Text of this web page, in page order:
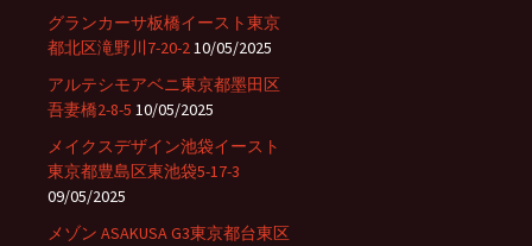
グランカーサ板橋イースト東京
都北区滝野川7-20-210/05/2025
アルテシモアベニ東京都墨田区
吾妻橋2-8-5 10/05/2025
メイクスデザイン池袋イースト
東京都豊島区東池袋5-17-3
09/05/2025
メゾン ASAKUSA G3東京都台東区